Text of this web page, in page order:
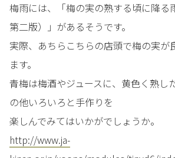
梅雨には、「梅の実の熟する頃に降る
第二版）」があるそうです。
実際、あちらこちらの店頭で梅の実が
ます。
青梅は梅酒やジュースに、黄色く熟し
の他いろいろと手作りを
楽しんでみてはいかがでしょうか。
http://www.ja-